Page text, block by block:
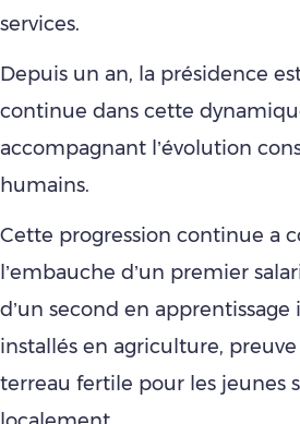
services.
Depuis un an, la présidence
continue dans cette
accompagnant l’évolution
humains.
Cette progression continue a
l’embauche d’un premier
d’un second en apprentissage
installés en agriculture,
terreau fertile pour les jeunes